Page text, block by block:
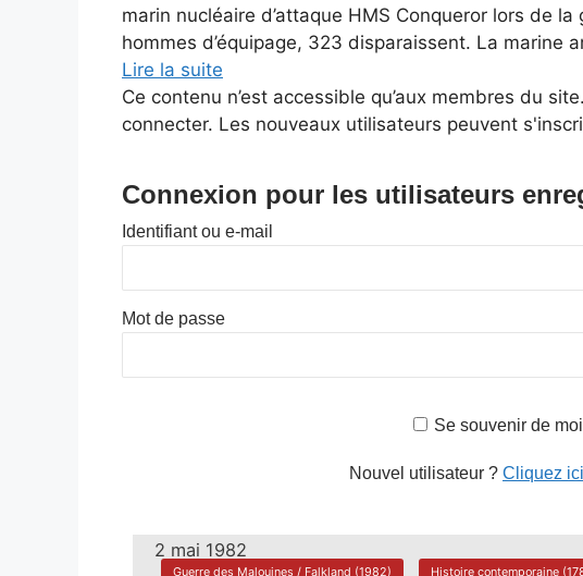
marin nucléaire d’attaque HMS Conqueror lors de
hommes d’équipage, 323 disparaissent. La marine
Lire la suite
Ce contenu n’est accessible qu’aux membres du
connecter. Les nouveaux utilisateurs peuvent
Connexion pour les utilisateurs
Identifiant ou e-mail
Mot de passe
Se souvenir de moi
Nouvel utilisateur ? Cliquez
2 mai 1982
Guerre des Malouines / Falkland (1982) Histoire contemporaine